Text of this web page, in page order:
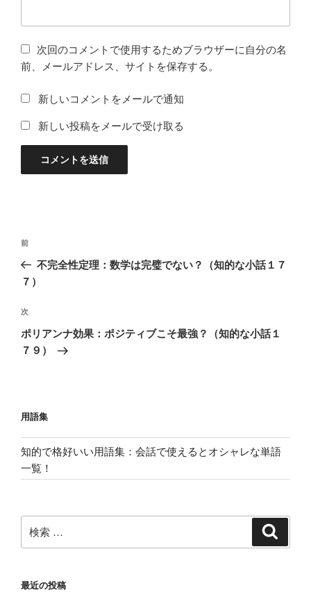
次回のコメントで使用するためブラウザーに自分の名
前、メールアドレス、サイトを保存する。
新しいコメントをメールで通知
新しい投稿をメールで受け取る
投
ナ
ゲ
ー
シ
過
去
の
稿
前
不完全性定理：数学は完璧でない？（知的な小話１７
７）
次
の
投
次
ポリアンナ効果：ポジティブこそ最強？（知的な小話１
７９）
用語集
知的で格好いい用語集：会話で使えるとオシャレな単語
一覧！
索:
最近の投稿